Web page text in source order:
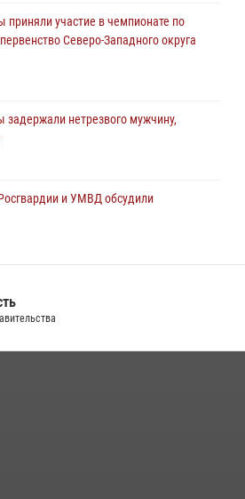
приняли участие в чемпионате по
Северо-Западного округа
задержали нетрезвого мужчину,
и УМВД обсудили